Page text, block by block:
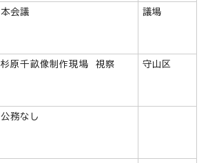
本会議 議場
杉原千畝像制作現場 視察 守山区
公務なし